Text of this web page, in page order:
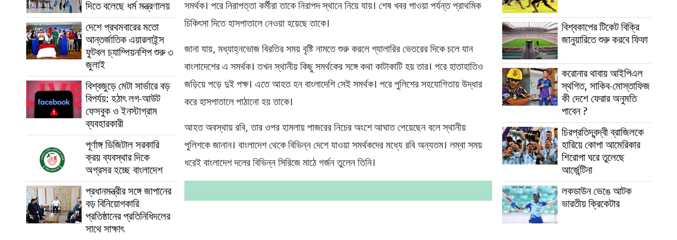
দিতে বলেছে ধর্ম মন্ত্রণালয়
দেশে প্রথমবারের মতো
আন্তর্জাতিক এয়ারলাইন্স
ফুটবল চ্যাম্পিয়নশিপ শুরু ৩
জুলাই
বিশ্বজুড়ে মেটা সার্ভারে বড়
বিপর্যয়: হঠাৎ লগ-আউট
ফেসবুক ও ইনস্টাগ্রাম
ব্যবহারকারী
পূর্ণাঙ্গ ডিজিটাল সরকারি
ক্রয় ব্যবস্থার দিকে
অগ্রসর হচ্ছে বাংলাদেশ
প্রধানমন্ত্রীর সঙ্গে জাপানের
বড় বিনিয়োগকারি
প্রতিষ্ঠানের প্রতিনিধিদলের
সাথে সাক্ষাৎ
সমর্থক। পরে নিরাপত্তা কর্মীরা তাকে নিরাপদ স্থানে নিয়ে যায়। শেষ খবর পাওয়া পর্যন্ত প্রাথমিক
চিকিৎসা দিতে হাসপাতালে নেওয়া হয়েছে তাকে।
জানা যায়, মধ্যাহ্নভোজ বিরতির সময় বৃষ্টি নামতে শুরু করলে গ্যালারির ভেতরের দিকে চলে যান
বাংলাদেশের এ সমর্থক। তখন স্থানীয় কিছু সমর্থকের সঙ্গে কথা কাটাকাটি হয় তার। পরে হাতাহাতিও
জড়িয়ে পড়ে দুই পক্ষ। এতে আহত হন বাংলাদেশি সেই সমর্থক। পরে পুলিশের সহযোগিতায় উদ্ধার
করে হাসপাতালে পাঠানো হয় তাকে।
আহত অবস্থায় রবি, তার ওপর হামলায় পাজরের নিচের অংশে আঘাত পেয়েছেন বলে স্থানীয়
পুলিশকে জানান। বাংলাদেশ থেকে বিভিন্ন দেশে যাওয়া সমর্থকদের মধ্যে রবি অন্যতম। লম্বা সময়
ধরেই বাংলাদেশ দলের বিভিন্ন সিরিজে মাঠে গর্জন তুলেন তিনি।
বিশ্বকাপের টিকেট বিক্রি
জানুয়ারিতে শুরু করবে ফিফা
করোনার থাবায় আইপিএল
স্থগিত, সাকিব-মোস্তাফিজ
কী দেশে ফেরার অনুমতি
পাবেন ?
চিরপ্রতিদ্বন্দ্বী ব্রাজিলকে
হারিয়ে কোপা আমেরিকার
শিরোপা ঘরে তুলেছে
আর্জেন্টিনা
লকডাউন ভেঙে আটক
ভারতীয় ক্রিকেটার